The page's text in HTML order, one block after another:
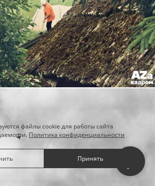
файлы cookie для работы сайта
Политика конфиденциальности
Принять